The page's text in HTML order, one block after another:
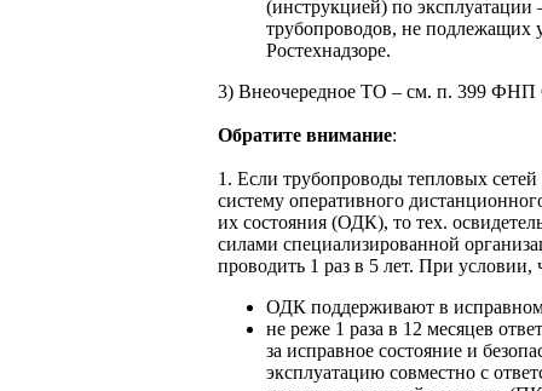
(инструкцией) по эксплуатации
трубопроводов, не подлежащих
Ростехнадзоре.
3) Внеочередное ТО – см. п. 399
Обратите внимание:
1. Если трубопроводы тепловых
систему оперативного
их состояния (ОДК), то тех.
силами специализированной
проводить 1 раз в 5 лет. При условии,
ОДК поддерживают в
не реже 1 раза в 12 месяцев
за исправное состояние и
эксплуатацию совместно с